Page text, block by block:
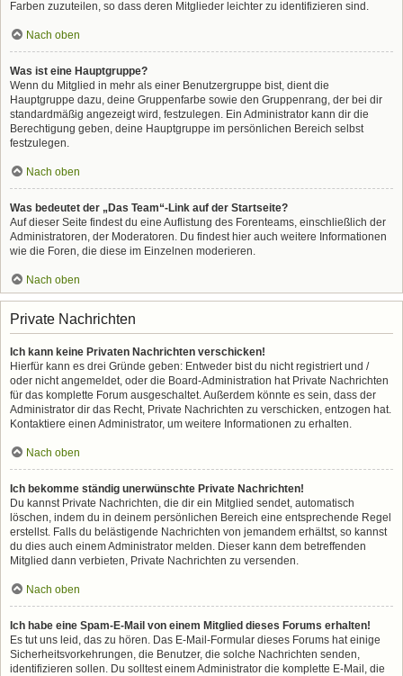
Farben zuzuteilen, so dass deren Mitglieder leichter zu identifizieren sind.
Nach oben
Was ist eine Hauptgruppe?
Wenn du Mitglied in mehr als einer Benutzergruppe bist, dient die
Hauptgruppe dazu, deine Gruppenfarbe sowie den Gruppenrang, der bei dir
standardmäßig angezeigt wird, festzulegen. Ein Administrator kann dir die
Berechtigung geben, deine Hauptgruppe im persönlichen Bereich selbst
festzulegen.
Nach oben
Was bedeutet der „Das Team“-Link auf der Startseite?
Auf dieser Seite findest du eine Auflistung des Forenteams, einschließlich der
Administratoren, der Moderatoren. Du findest hier auch weitere Informationen
wie die Foren, die diese im Einzelnen moderieren.
Nach oben
Private Nachrichten
Ich kann keine Privaten Nachrichten verschicken!
Hierfür kann es drei Gründe geben: Entweder bist du nicht registriert und /
oder nicht angemeldet, oder die Board-Administration hat Private Nachrichten
für das komplette Forum ausgeschaltet. Außerdem könnte es sein, dass der
Administrator dir das Recht, Private Nachrichten zu verschicken, entzogen hat.
Kontaktiere einen Administrator, um weitere Informationen zu erhalten.
Nach oben
Ich bekomme ständig unerwünschte Private Nachrichten!
Du kannst Private Nachrichten, die dir ein Mitglied sendet, automatisch
löschen, indem du in deinem persönlichen Bereich eine entsprechende Regel
erstellst. Falls du belästigende Nachrichten von jemandem erhältst, so kannst
du dies auch einem Administrator melden. Dieser kann dem betreffenden
Mitglied dann verbieten, Private Nachrichten zu versenden.
Nach oben
Ich habe eine Spam-E-Mail von einem Mitglied dieses Forums erhalten!
Es tut uns leid, das zu hören. Das E-Mail-Formular dieses Forums hat einige
Sicherheitsvorkehrungen, die Benutzer, die solche Nachrichten senden,
identifizieren sollen. Du solltest einem Administrator die komplette E-Mail, die